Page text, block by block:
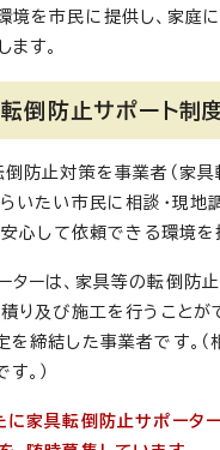
境を市民に提供し、家庭
す。
倒防止サポート制
倒防止対策を事業者（家
いたい市民に相談・現地
安心して依頼できる環境を
ターは、家具等の転倒防止
り及び施工を行うことが
締結した事業者です。（
。）
に家具転倒防止サポータ